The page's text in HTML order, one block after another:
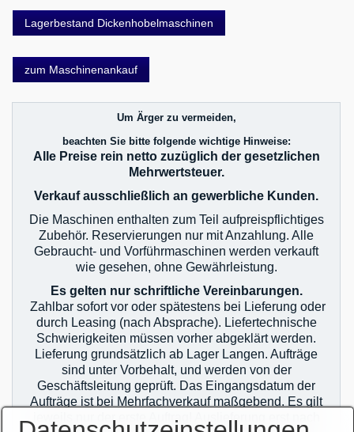
Lagerbestand Dickenhobelmaschinen
zum Maschinenankauf
Um Ärger zu vermeiden,
beachten Sie bitte folgende wichtige Hinweise:
Alle Preise rein netto zuzüglich der gesetzlichen
Mehrwertsteuer.
Verkauf ausschließlich an gewerbliche Kunden.
Die Maschinen enthalten zum Teil aufpreispflichtiges
Zubehör. Reservierungen nur mit Anzahlung. Alle
Gebraucht- und Vorführmaschinen werden verkauft
wie gesehen, ohne Gewährleistung.
Es gelten nur schriftliche Vereinbarungen.
Zahlbar sofort vor oder spätestens bei Lieferung oder
durch Leasing (nach Absprache). Liefertechnische
Schwierigkeiten müssen vorher abgeklärt werden.
Lieferung grundsätzlich ab Lager Langen. Aufträge
sind unter Vorbehalt, und werden von der
Geschäftsleitung geprüft. Das Eingangsdatum der
Aufträge ist bei Mehrfachverkauf maßgebend. Es gilt
jeweils nur der erste Auftrag! Auslieferung erst nach